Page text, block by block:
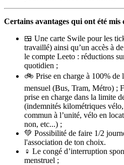
Certains avantages qui ont été mis
🍱 Une carte Swile pour les
travaillé) ainsi qu’un accès à
le compte Leeto : réductions
quotidien ;
🚲 Prise en charge à 100% de
mensuel (Bus, Tram, Métro) ;
prise en charge dans la limite
(indemnités kilométriques
commun à l’unité, vélo en
non, etc...) ;
💚 Possibilité de faire 1/2
l'association de ton choix.
♀️ Le congé d’interruption
menstruel ;